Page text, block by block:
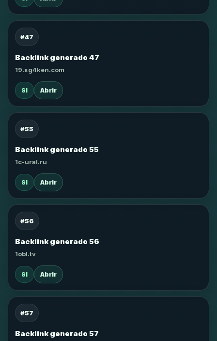
#47
Backlink generado 47
19.xg4ken.com
SI Abrir
#55
Backlink generado 55
1c-ural.ru
SI Abrir
#56
Backlink generado 56
1obl.tv
SI Abrir
#57
Backlink generado 57